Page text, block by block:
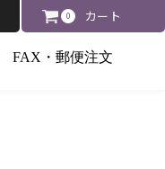
FAX・郵便注文
カート
0